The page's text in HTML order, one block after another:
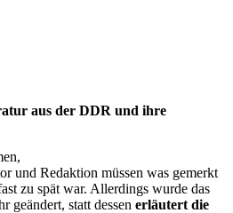
aus der DDR und ihre
und Redaktion müssen was gemerkt
zu spät war. Allerdings wurde das
geändert, statt dessen erläutert die